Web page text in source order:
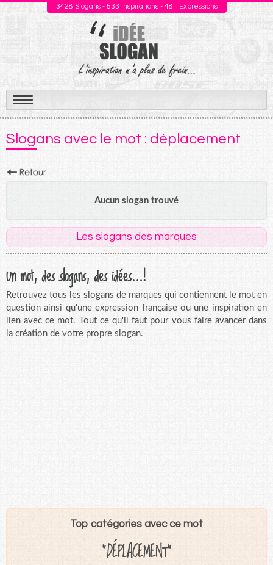
3428 Slogans - 533 Inspirations - 481 Expressions
Aller
au
contenu
Slogans avec le mot : déplacement
Aucun slogan trouvé
Les slogans des marques
Un mot, des slogans, des idées...!
Retrouvez tous les slogans de marques qui contiennent le mot en
question ainsi qu'une expression française ou une inspiration en
lien avec ce mot. Tout ce qu'il faut pour vous faire avancer dans
la création de votre propre slogan.
Top catégories avec ce mot
"DÉPLACEMENT"